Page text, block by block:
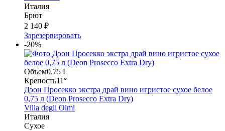
Италия
Брют
2 140 ₽
Зарезервировать
-20%
Объем0.75 L
Крепость11°
Дэон Просекко экстра драй вино игристое сухое белое
0,75 л (Deon Prosecco Extra Dry)
Villa degli Olmi
Италия
Сухое